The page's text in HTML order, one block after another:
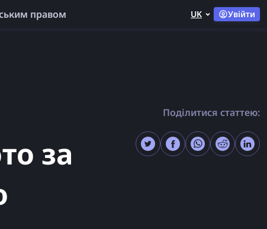
правом UK Увійти
за
Поділитися статтею: